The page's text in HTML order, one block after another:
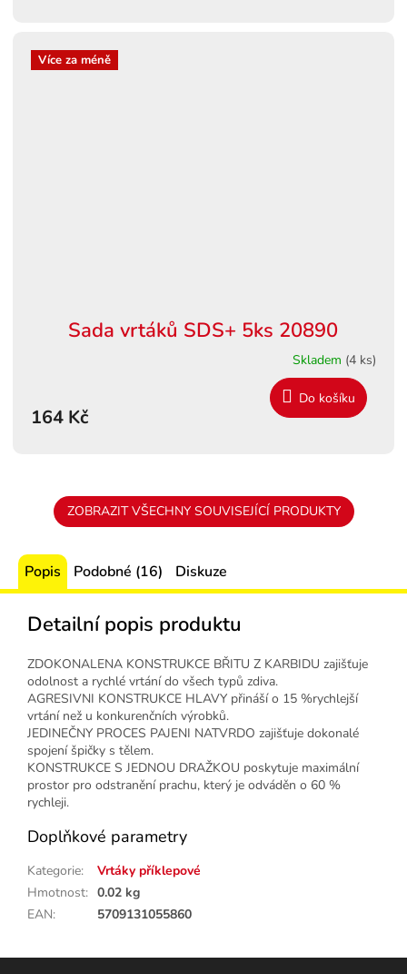
Více za méně
Sada vrtáků SDS+ 5ks 20890
Skladem (4 ks)
164 Kč
Do košíku
ZOBRAZIT VŠECHNY SOUVISEJÍCÍ PRODUKTY
Popis Podobné (16) Diskuze
Detailní popis produktu
ZDOKONALENA KONSTRUKCE BŘITU Z KARBIDU zajišťuje
odolnost a rychlé vrtání do všech typů zdiva.
AGRESIVNI KONSTRUKCE HLAVY přináší o 15 %rychlejší
vrtání než u konkurenčních výrobků.
JEDINEČNY PROCES PAJENI NATVRDO zajišťuje dokonalé
spojení špičky s tělem.
KONSTRUKCE S JEDNOU DRAŽKOU poskytuje maximální
prostor pro odstranění prachu, který je odváděn o 60 %
rychleji.
Doplňkové parametry
Kategorie:
Vrtáky příklepové
Hmotnost: 0.02 kg
EAN: 5709131055860